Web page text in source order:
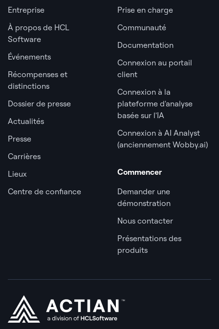
Entreprise
À propos de HCL
Software
Événements
Récompenses et
distinctions
Dossier de presse
Actualités
Presse
Carrières
Lieux
Centre de confiance
Prise en charge
Communauté
Documentation
Connexion au portail
client
Connexion à la
plateforme d'analyse
basée sur l'IA
Connexion à AI Analyst
(anciennement Wobby.ai)
Commencer
Demander une
démonstration
Nous contacter
Présentations des
produits